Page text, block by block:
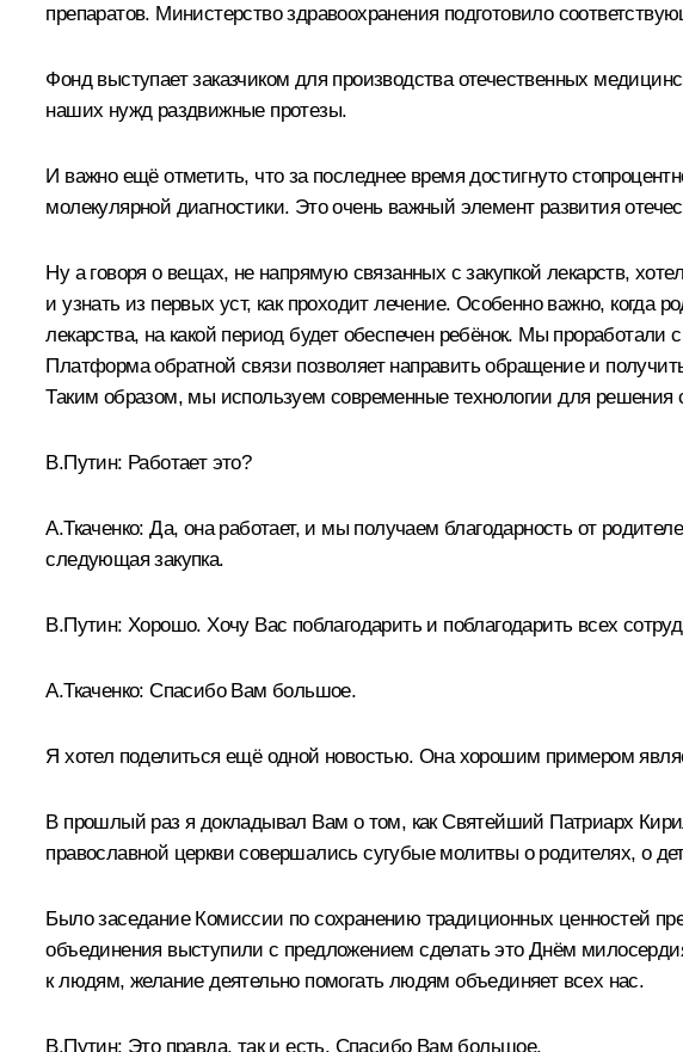
препаратов. Министерство здравоохранения подготовило
Фонд выступает заказчиком для производства отечественных
наших нужд раздвижные протезы.
И важно ещё отметить, что за последнее время достигнуто
молекулярной диагностики. Это очень важный элемент развития
Ну а говоря о вещах, не напрямую связанных с закупкой лекарств,
и узнать из первых уст, как проходит лечение. Особенно важно, когда
лекарства, на какой период будет обеспечен ребёнок. Мы
Платформа обратной связи позволяет направить обращение и
Таким образом, мы используем современные технологии для решения
В.Путин: Работает это?
А.Ткаченко: Да, она работает, и мы получаем благодарность от
следующая закупка.
В.Путин: Хорошо. Хочу Вас поблагодарить и поблагодарить всех
А.Ткаченко:Спасибо Вам большое.
Я хотел поделиться ещё одной новостью. Она хорошим примером
В прошлый раз я докладывал Вам о том, как Святейший Патриарх
православной церкви совершались сугубые молитвы о родителях, о
Было заседание Комиссии по сохранению традиционных ценностей
объединения выступили с предложением сделать это Днём
к людям, желание деятельно помогать людям объединяет всех нас.
В.Путин: Это правда, так и есть. Спасибо Вам большое.